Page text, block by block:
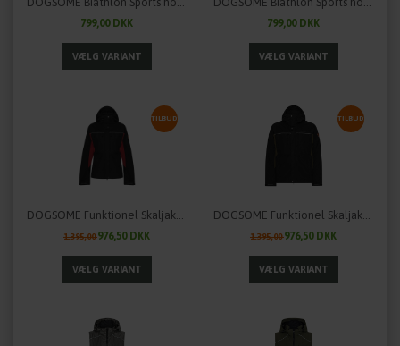
799,00 DKK 799,00 DKK
TILBUD
DOGSOME Funktionel Skaljakke til damer
1.395,00976,50 DKK
TILBUD
DOGSOME Funktionel Skaljakke til mænd
1.395,00976,50 DKK